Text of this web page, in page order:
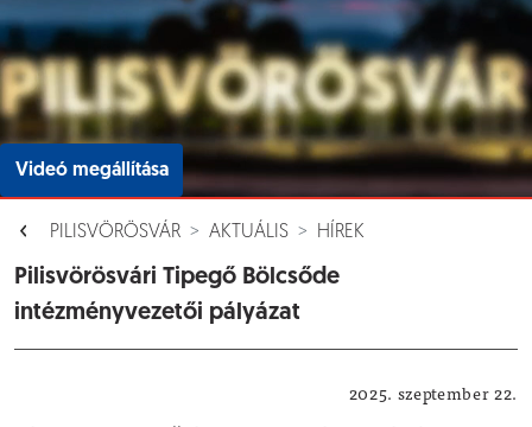
Videó megállítása
PILISVÖRÖSVÁR AKTUÁLIS HÍREK
Pilisvörösvári Tipegő Bölcsőde
intézményvezetői pályázat
2025. szeptember 22.
Dokumentumok [
Aloldalak []